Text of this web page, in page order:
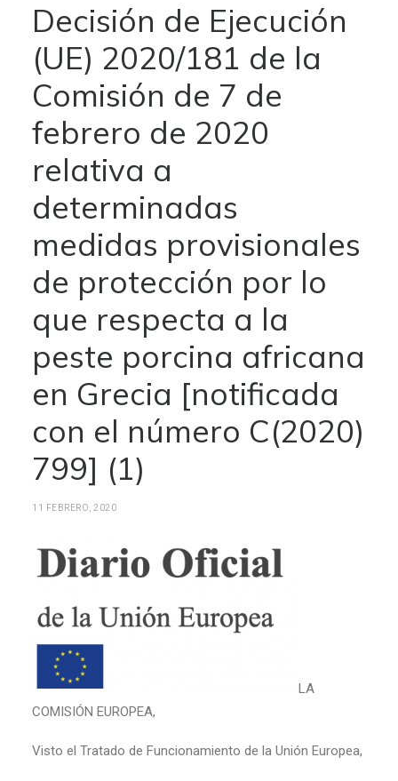
Decisión de Ejecución
(UE) 2020/181 de la
Comisión de 7 de
febrero de 2020
relativa a
determinadas
medidas provisionales
de protección por lo
que respecta a la
peste porcina africana
en Grecia [notificada
con el número C(2020)
799] (1)
11 FEBRERO, 2020
LA
COMISIÓN EUROPEA,
Visto el Tratado de Funcionamiento de la Unión Europea,